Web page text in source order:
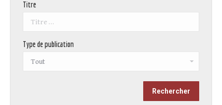
Titre
Type de publication